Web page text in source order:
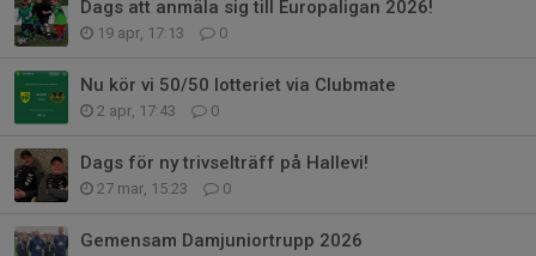
Dags att anmäla sig till Europaligan 2026!
19 apr, 17:13 0
Nu kör vi 50/50 lotteriet via Clubmate
2 apr, 17:43 0
Dags för ny trivselträff på Hallevi!
27 mar, 15:23 0
Gemensam Damjuniortrupp 2026